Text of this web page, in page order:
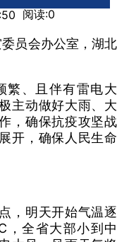
阅读:0
员会办公室，湖北
繁、且伴有雷电大
主动做好大雨、大
，确保抗疫攻坚战
开，确保人民生命
，明天开始气温逐
全省大部小到中